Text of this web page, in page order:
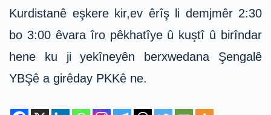
Kurdistanê eşkere kir,ev êrîş li demjmêr 2:30
bo 3:00 êvara îro pêkhatîye û kuştî û birîndar
hene ku ji yekîneyên berxwedana Şengalê
YBŞê a girêday PKKê ne.